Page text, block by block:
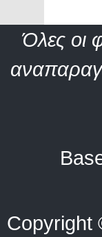
Όλες οι
Copyright